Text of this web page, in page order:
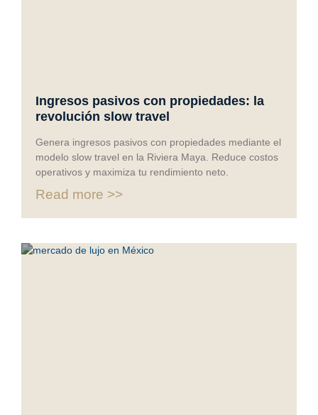
Ingresos pasivos con propiedades: la
revolución slow travel
Genera ingresos pasivos con propiedades mediante el
modelo slow travel en la Riviera Maya. Reduce costos
operativos y maximiza tu rendimiento neto.
Read more >>